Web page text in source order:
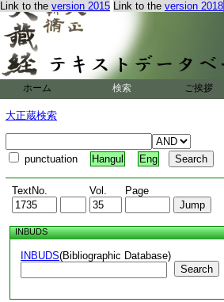
Link to the version 2015 Link to the version 2018
ホーム 検索 ご挨拶
大正蔵検索
punctuation Hangul Eng
TextNo. Vol. Page
INBUDS
INBUDS(Bibliographic Database)
Search